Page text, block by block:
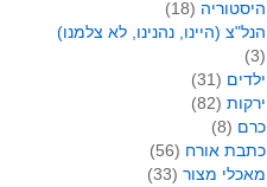
היסטוריה (18)
הנל"צ (היינו, נהנינו, לא צלמנו)
(3)
ילדים (31)
ירקות(82)
כרם (8)
כתבת אורח (56)
מאכלי מצור(33)